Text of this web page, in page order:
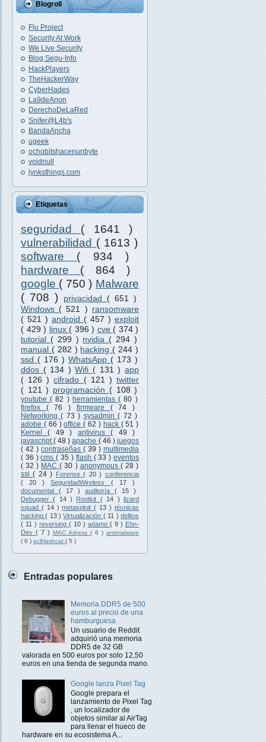
Blogroll
Flu Project
Security At Work
We Live Security
Blog Segu-Info
HackPlayers
TheHackerWay
CyberHades
La9deAnon
DerechoDeLaRed
Snifer@L4b's
BandaAncha
ugeek
ochobitshacenunbyte
voidnull
lynksthings.com
Etiquetas
seguridad ( 1641 )
vulnerabilidad ( 1613 )
software ( 934 )
hardware ( 864 )
google ( 750 ) Malware
( 708 )
privacidad ( 651 )
Windows ( 521 ) ransomware
( 521 ) android ( 457 ) exploit
( 429 ) linux ( 396 ) cve ( 374 )
tutorial ( 299 ) nvidia ( 294 )
manual ( 282 ) hacking ( 244 )
ssd ( 176 ) WhatsApp ( 173 )
ddos ( 134 )Wifi ( 131 ) app
( 126 )cifrado ( 121 )twitter
( 121 ) programación ( 108 )
youtube( 82 ) herramientas( 80 )
firefox ( 76 ) firmware ( 74 )
Networking( 73 ) sysadmin( 72 )
adobe ( 66 )office( 62 ) hack ( 51 )
Kernel( 49 ) antivirus( 49 )
javascript( 48 )apache ( 46 ) juegos
( 42 ) contraseñas ( 39 ) multimedia
( 36 )cms( 35 ) flash ( 33 )eventos
( 32 ) MAC( 30 ) anonymous ( 28 )
ssl( 24 ) Forense( 20 ) conferencia
( 20 )SeguridadWireless ( 17 )
documental ( 17 ) auditoría ( 15 )
Debugger( 14 ) Rootkit ( 14 ) lizard
squad ( 14 )metasploit( 13 ) técnicas
hacking( 13 )Virtualización ( 11 ) delitos
( 11 ) reversing ( 10 ) adamo ( 9 ) Ehn-
Dev ( 7 ) MAC Adress ( 6 ) antimalware
( 6 ) oclHashcat ( 5 )
Entradas populares
Memoria DDR5 de 500
euros al precio de una
hamburguesa
Un usuario de Reddit
adquirió una memoria
DDR5 de 32 GB
valorada en 500 euros por solo 12,50
euros en una tienda de segunda mano.
Google lanza Pixel Tag
Google prepara el
lanzamiento de Pixel Tag
, un localizador de
objetos similar al AirTag
para llenar el hueco de
hardware en su ecosistema A...